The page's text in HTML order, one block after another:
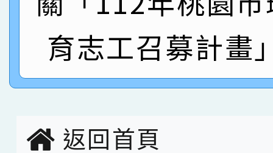
指導老師林老師
賀！本校參加桃園市中
賽 劉文瑛教師榮獲教
臺灣台語-第二名
賀！本校參與2026世
市賽榮獲科學小創客佳
育志工召募計畫
返回首頁